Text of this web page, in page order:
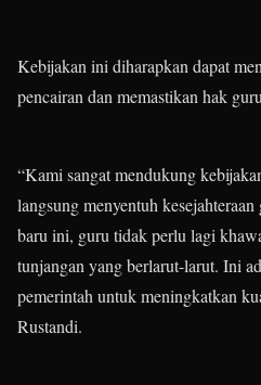
Kebijakan ini diharapkan dapat
pencairan dan memastikan hak
“Kami sangat mendukung
langsung menyentuh
baru ini, guru tidak perlu lagi
tunjangan yang berlarut-larut. Ini
pemerintah untuk meningkatkan
Rustandi.